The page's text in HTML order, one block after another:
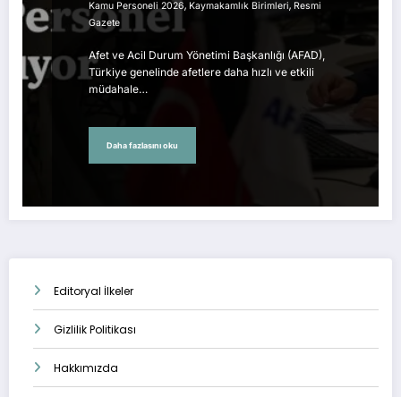
Kamu Personeli 2026, Kaymakamlık Birimleri, Resmi
Gazete
Afet ve Acil Durum Yönetimi Başkanlığı (AFAD),
Türkiye genelinde afetlere daha hızlı ve etkili
müdahale…
Daha fazlasını oku
Editoryal İlkeler
Gizlilik Politikası
Hakkımızda